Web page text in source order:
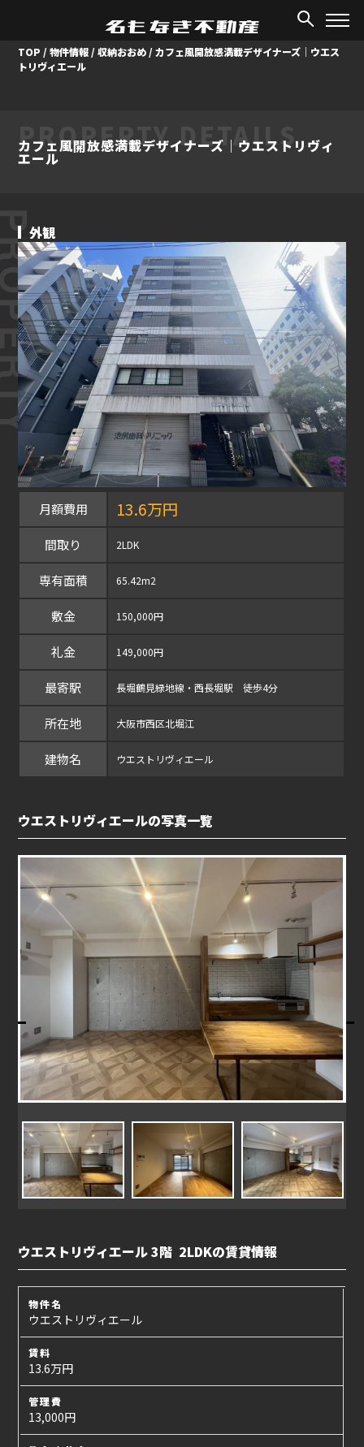
TOP /物件情報 /収納おおめ /カフェ風開放感満載デザイナーズ｜ウエス
トリヴィエール
PROPERTY DETAILS
カフェ風開放感満載デザイナーズ｜ウエストリヴィ
エール
外観
月額費用 13.6万円
間取り 2LDK
専有面積 65.42m2
敷金 150,000円
礼金 149,000円
最寄駅 長堀鶴見緑地線・西長堀駅 徒歩4分
所在地 大阪市西区北堀江
建物名 ウエストリヴィエール
ウエストリヴィエールの写真一覧
ウエストリヴィエール 3階 2LDKの賃貸情報
物件名
ウエストリヴィエール
賃料
13.6万円
管理費
13,000円